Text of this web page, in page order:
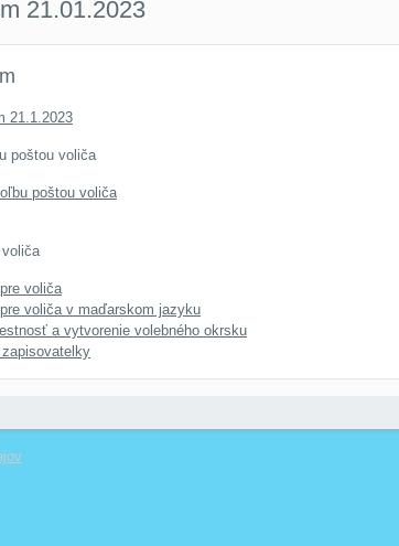
21.01.2023
21.1.2023
poštou voliča
poštou voliča
voliča
voliča
pre voliča v maďarskom jazyku
a vytvorenie volebného okrsku